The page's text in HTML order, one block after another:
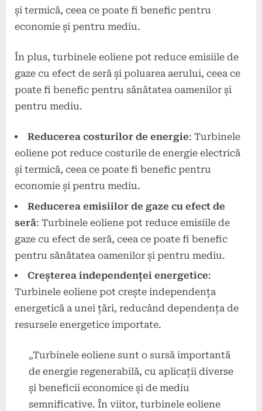
și termică, ceea ce poate fi benefic pentru
economie și pentru mediu.
În plus, turbinele eoliene pot reduce emisiile de
gaze cu efect de seră și poluarea aerului, ceea ce
poate fi benefic pentru sănătatea oamenilor și
pentru mediu.
Reducerea costurilor de energie: Turbinele
eoliene pot reduce costurile de energie electrică
și termică, ceea ce poate fi benefic pentru
economie și pentru mediu.
Reducerea emisiilor de gaze cu efect de
seră: Turbinele eoliene pot reduce emisiile de
gaze cu efect de seră, ceea ce poate fi benefic
pentru sănătatea oamenilor și pentru mediu.
Creșterea independenței energetice:
Turbinele eoliene pot crește independența
energetică a unei țări, reducând dependența de
resursele energetice importate.
„Turbinele eoliene sunt o sursă importantă
de energie regenerabilă, cu aplicații diverse
și beneficii economice și de mediu
semnificative. În viitor, turbinele eoliene